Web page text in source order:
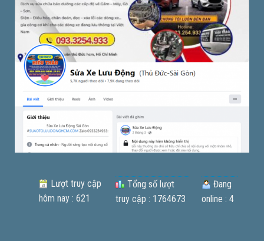
Lượt truy cập
hôm nay : 621
Tổng số lượt
truy cập : 1764673
Đang
online : 4